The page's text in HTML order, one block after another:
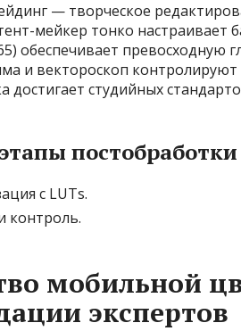
— творческое
мейкер тонко настраивает
обеспечивает превосходную
и вектороскоп
достигает студийных
постобработки
с LUTs.
контроль.
мобильной
экспертов